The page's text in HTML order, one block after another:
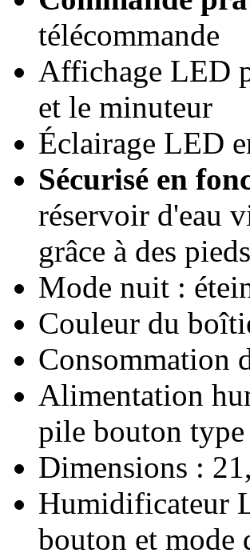
télécommande
Affichage LED
et le minuteur
Éclairage LED
Sécurisé en
réservoir d'eau
grâce à des
Mode nuit :
Couleur du
Consommation
Alimentation
pile bouton
Dimensions :
Humidificateur
bouton et mode